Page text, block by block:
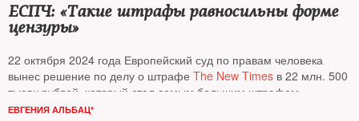
ЕСПЧ: «Такие штрафы равносильны форме
цензуры»
22 октября 2024 года Европейский суд по правам человека
вынес решение по делу о штрафе The New Times в 22 млн. 500
тысяч рублей, который стал самым большим штрафом
в истории российских медиа. Суд обязал российское
ЕВГЕНИЯ АЛЬБАЦ*